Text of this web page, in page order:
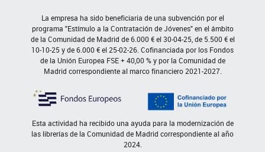
La empresa ha sido beneficiaria de una subvención por el
programa "Estímulo a la Contratación de Jóvenes" en el ámbito
de la Comunidad de Madrid de 6.000 € el 30-04-25, de 5.500 € el
10-10-25 y de 6.000 € el 25-02-26. Cofinanciada por los Fondos
de la Unión Europea FSE + 40,00 % y por la Comunidad de
Madrid correspondiente al marco financiero 2021-2027.
Esta actividad ha recibido una ayuda para la modernización de
las librerías de la Comunidad de Madrid correspondiente al año
2024.